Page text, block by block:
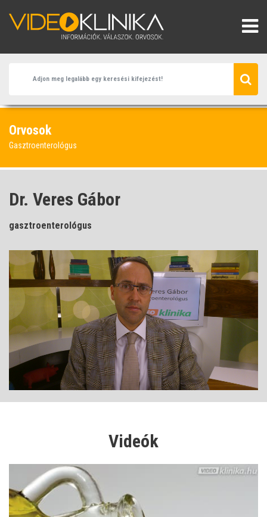
Orvosok
Gasztroenterológus
Dr. Veres Gábor
gasztroenterológus
Videók